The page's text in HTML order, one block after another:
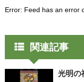
Error: Feed has an error
関連記事
光明の